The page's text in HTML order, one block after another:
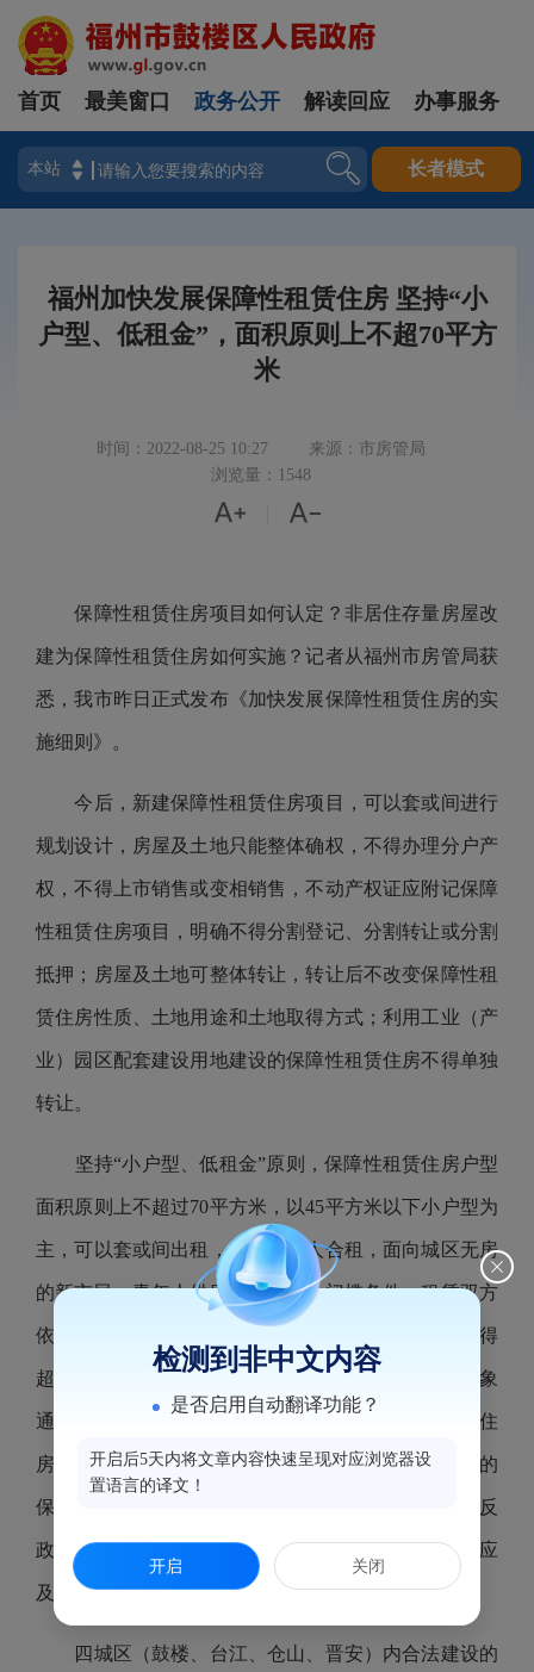
登录
首页 最美窗口 政务公开 解读回应 办事服务
长者模式
福州加快发展保障性租赁住房 坚持“小
户型、低租金”，面积原则上不超70平方
米
时间：2022-08-25 10:27
来源：市房管局
浏览量：1548
 
保障性租赁住房项目如何认定？非居住存量房屋改
建为保障性租赁住房如何实施？记者从福州市房管局获
悉，我市昨日正式发布《加快发展保障性租赁住房的实
施细则》。
今后，新建保障性租赁住房项目，可以套或间进行
规划设计，房屋及土地只能整体确权，不得办理分户产
权，不得上市销售或变相销售，不动产权证应附记保障
性租赁住房项目，明确不得分割登记、分割转让或分割
抵押；房屋及土地可整体转让，转让后不改变保障性租
赁住房性质、土地用途和土地取得方式；利用工业（产
业）园区配套建设用地建设的保障性租赁住房不得单独
转让。
坚持“小户型、低租金”原则，保障性租赁住房户型
面积原则上不超过70平方米，以45平方米以下小户型为
主，可以套或间出租，也可若干人合租，面向城区无房
的新市民、青年人供应，不设收入门槛条件。租赁双方
依照民事合同相关规定签订租赁合同，但租赁期限不得
超过6年，期满后仍符合承租条件的可续签。承租对象
通过获得当地公共租赁住房实物配租保障或购买商品住
房、保障性住房等解决住房困难的，应及时退出租住的
保障性租赁住房；存在转租转借或改变租住用途等违反
政策法规或合同约定行为的，租赁企业（运营单位）应
及时予以劝退。
四城区（鼓楼、台江、仓山、晋安）内合法建设的
检测到非中文内容
是否启用自动翻译功能？
开启后5天内将文章内容快速呈现对应浏览器设
置语言的译文！
开启 关闭